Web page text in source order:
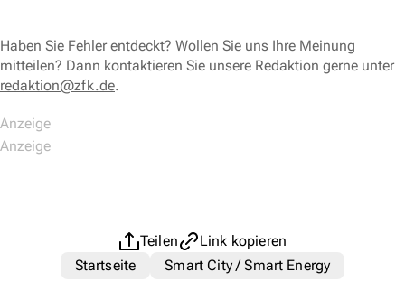
Haben Sie Fehler entdeckt? Wollen Sie uns Ihre Meinung
mitteilen? Dann kontaktieren Sie unsere Redaktion gerne unter
redaktion@zfk.de.
Teilen
Link kopieren
Startseite
Smart City / Smart Energy